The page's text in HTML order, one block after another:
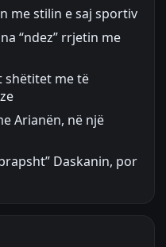
me stilin e saj sportiv
“ndez” rrjetin me
shëtitet me të
Arianën, në një
Daskanin, por